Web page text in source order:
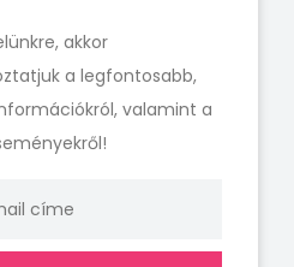
akkor
a legfontosabb,
valamint a